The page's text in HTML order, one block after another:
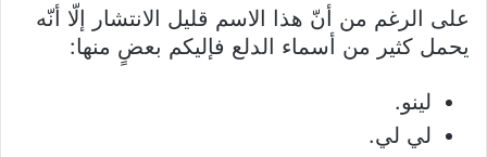
على الرغم من أنّ هذا الاسم قليل الانتشار إلّا أنّه
يحمل كثير من أسماء الدلع فإليكم بعضٍ منها:
لينو.
لي لي.